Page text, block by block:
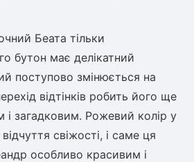
Беата тільки
бутон має делікатний
поступово змінюється на
відтінків робить його ще
і загадковим. Рожевий колір у
свіжості, і саме ця
особливо красивим і